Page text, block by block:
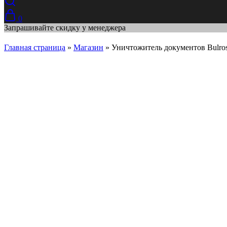
0
Запрашивайте скидку у менеджера
Главная страница » Магазин » Уничтожитель документов